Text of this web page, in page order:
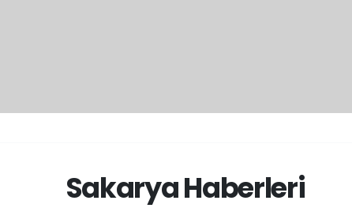
Sakarya Haberleri